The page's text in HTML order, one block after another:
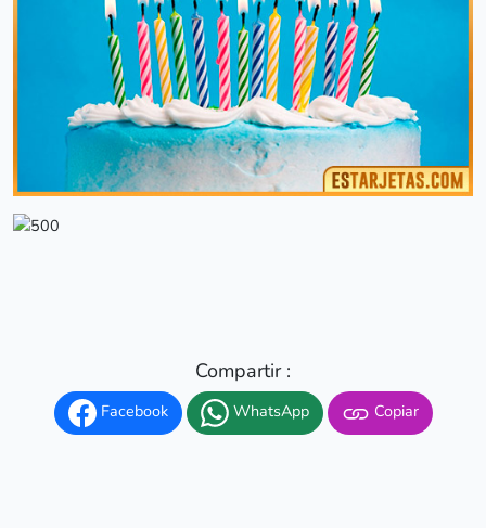
Compartir :
Facebook WhatsApp Copiar